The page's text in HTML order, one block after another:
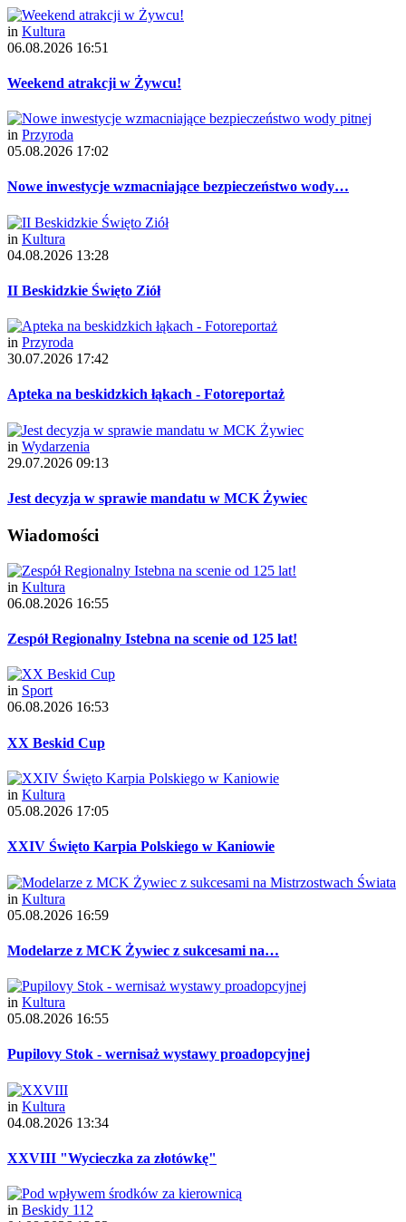
in Kultura
06.08.2026 16:51
Weekend atrakcji w Żywcu!
in Przyroda
05.08.2026 17:02
Nowe inwestycje wzmacniające bezpieczeństwo wody…
in Kultura
04.08.2026 13:28
II Beskidzkie Święto Ziół
in Przyroda
30.07.2026 17:42
Apteka na beskidzkich łąkach - Fotoreportaż
in Wydarzenia
29.07.2026 09:13
Jest decyzja w sprawie mandatu w MCK Żywiec
Wiadomości
in Kultura
06.08.2026 16:55
Zespół Regionalny Istebna na scenie od 125 lat!
in Sport
06.08.2026 16:53
XX Beskid Cup
in Kultura
05.08.2026 17:05
XXIV Święto Karpia Polskiego w Kaniowie
in Kultura
05.08.2026 16:59
Modelarze z MCK Żywiec z sukcesami na…
in Kultura
05.08.2026 16:55
Pupilovy Stok - wernisaż wystawy proadopcyjnej
in Kultura
04.08.2026 13:34
XXVIII "Wycieczka za złotówkę"
in Beskidy 112